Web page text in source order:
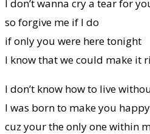
I don’t wanna cry a tear for
so forgive me if I do
if only you were here tonight
I know that we could make it
I don’t know how to live
I was born to make you happy
cuz your the only one within